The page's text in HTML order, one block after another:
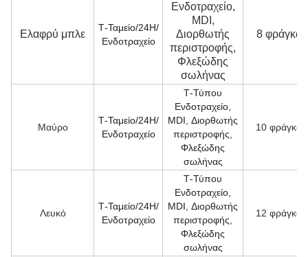
Ελαφρύ μπλε
Τ-Ταμείο/24H/
Ενδοτραχείο
Ενδοτραχείο,
MDI,
Διορθωτής
περιστροφής,
Φλεξώδης
σωλήνας
8 φράγκα
Μαύρο
Τ-Ταμείο/24H/
Ενδοτραχείο
Τ-Τύπου
Ενδοτραχείο,
MDI, Διορθωτής
περιστροφής,
Φλεξώδης
σωλήνας
10 φράγκα
Λευκό
Τ-Ταμείο/24H/
Ενδοτραχείο
Τ-Τύπου
Ενδοτραχείο,
MDI, Διορθωτής
περιστροφής,
Φλεξώδης
σωλήνας
12 φράγκα